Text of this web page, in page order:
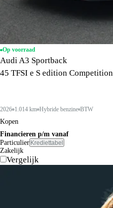
Op voorraad
Audi A3 Sportback
45 TFSI e S edition
2026 1.014 km Hybride benzine BTW
Kopen
Financieren p/m vanaf
Particulier Krediettabel
Zakelijk
Vergelijk